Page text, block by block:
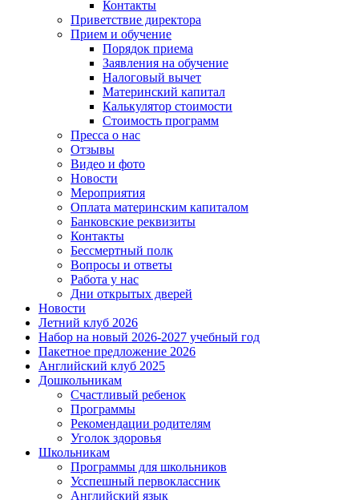
Контакты
Приветствие директора
Прием и обучение
Порядок приема
Заявления на обучение
Налоговый вычет
Материнский капитал
Калькулятор стоимости
Стоимость программ
Пресса о нас
Отзывы
Видео и фото
Новости
Мероприятия
Оплата материнским капиталом
Банковские реквизиты
Контакты
Бессмертный полк
Вопросы и ответы
Работа у нас
Дни открытых дверей
Новости
Летний клуб 2026
Набор на новый 2026-2027 учебный год
Пакетное предложение 2026
Английский клуб 2025
Дошкольникам
Счастливый ребенок
Программы
Рекомендации родителям
Уголок здоровья
Школьникам
Программы для школьников
Усспешный первоклассник
Английский язык